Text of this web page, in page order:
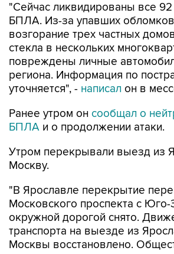
"Сейчас ликвидированы все
БПЛА. Из-за упавших
возгорание трех частных
стекла в нескольких
повреждены личные
региона. Информация по
уточняется", - написал он в
Ранее утром он сообщал о
БПЛА и о продолжении атаки.
Утром перекрывали выезд из
Москву.
"В Ярославле перекрытие
Московского проспекта с Юго-
окружной дорогой снято.
транспорта на выезде из
Москвы восстановлено.